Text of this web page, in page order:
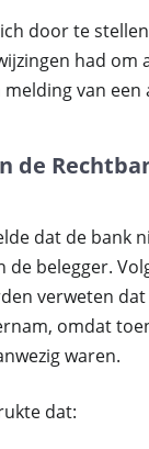
door te
had om
van een
de
dat de bank
de belegger.
verweten dat
omdat
waren.
dat: